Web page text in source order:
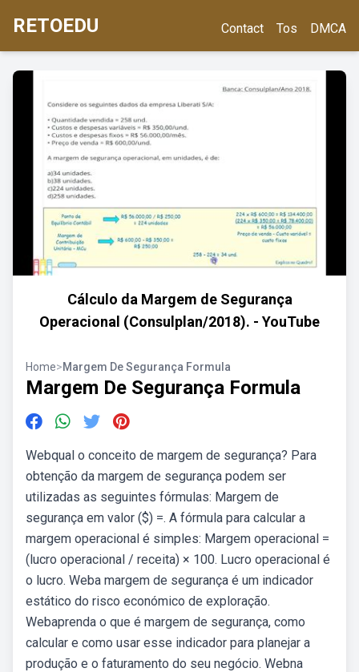
RETOEDU Contact Tos DMCA
Cálculo da Margem de Segurança
Operacional (Consulplan/2018). - YouTube
Home>Margem De Segurança Formula
Margem De Segurança Formula
Webqual o conceito de margem de segurança? Para
obtenção da margem de segurança podem ser
utilizadas as seguintes fórmulas: Margem de
segurança em valor ($) =. A fórmula para calcular a
margem operacional é simples: Margem operacional =
(lucro operacional / receita) × 100. Lucro operacional é
o lucro. Weba margem de segurança é um indicador
estático do risco económico de exploração.
Webaprenda o que é margem de segurança, como
calcular e como usar esse indicador para planejar a
produção e o faturamento do seu negócio. Webna